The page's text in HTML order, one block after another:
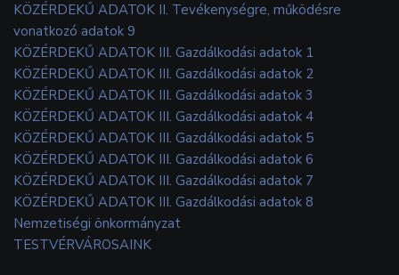
KÖZÉRDEKŰ ADATOK II. Tevékenységre, működésre
vonatkozó adatok 9
KÖZÉRDEKŰ ADATOK III. Gazdálkodási adatok 1
KÖZÉRDEKŰ ADATOK III. Gazdálkodási adatok 2
KÖZÉRDEKŰ ADATOK III. Gazdálkodási adatok 3
KÖZÉRDEKŰ ADATOK III. Gazdálkodási adatok 4
KÖZÉRDEKŰ ADATOK III. Gazdálkodási adatok 5
KÖZÉRDEKŰ ADATOK III. Gazdálkodási adatok 6
KÖZÉRDEKŰ ADATOK III. Gazdálkodási adatok 7
KÖZÉRDEKŰ ADATOK III. Gazdálkodási adatok 8
Nemzetiségi önkormányzat
TESTVÉRVÁROSAINK